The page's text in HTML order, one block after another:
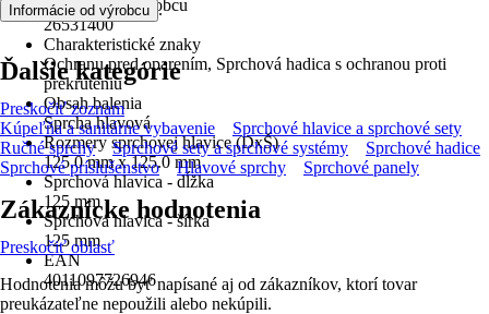
Číslo artikla výrobcu
26531400
Charakteristické znaky
Ochranu pred oparením, Sprchová hadica s ochranou proti
prekrúteniu
Obsah balenia
Sprcha hlavová
Rozmery sprchovej hlavice (DxŠ)
125.0 mm x 125.0 mm
Sprchová hlavica - dĺžka
125 mm
Sprchová hlavica - šírka
125 mm
EAN
4011097726946
Informácie od výrobcu .
Ďalšie kategórie
Preskočiť zoznam
Kúpeľňa a sanitárne vybavenie
Sprchové hlavice a sprchové sety
Ručné sprchy
Sprchové sety a sprchové systémy
Sprchové hadice
Sprchové príslušenstvo
Hlavové sprchy Sprchové panely
Zákaznícke hodnotenia
Preskočiť oblasť
Hodnotenia môžu byť napísané aj od zákazníkov, ktorí tovar
preukázateľne nepoužili alebo nekúpili.